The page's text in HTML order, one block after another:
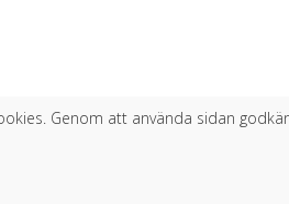
Genom att använda sidan